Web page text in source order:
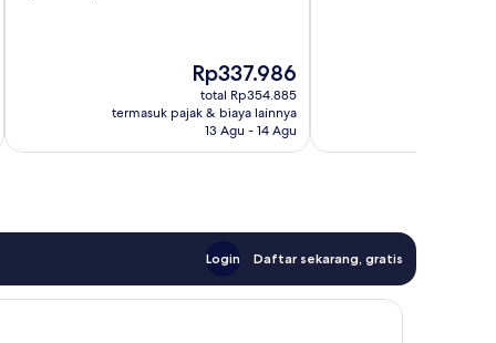
Harga
sekarang
Rp337.986
Rp337.986
total Rp354.885
termasuk pajak & biaya lainnya
13 Agu - 14 Agu
Login Daftar sekarang, gratis